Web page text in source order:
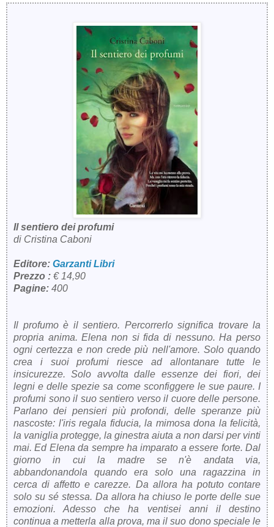
Il sentiero dei profumi
di Cristina Caboni
Editore: Garzanti Libri
Prezzo : € 14,90
Pagine: 400
Il profumo è il sentiero. Percorrerlo significa trovare la
propria anima. Elena non si fida di nessuno. Ha perso
ogni certezza e non crede più nell'amore. Solo quando
crea i suoi profumi riesce ad allontanare tutte le
insicurezze. Solo avvolta dalle essenze dei fiori, dei
legni e delle spezie sa come sconfiggere le sue paure. I
profumi sono il suo sentiero verso il cuore delle persone.
Parlano dei pensieri più profondi, delle speranze più
nascoste: l'iris regala fiducia, la mimosa dona la felicità,
la vaniglia protegge, la ginestra aiuta a non darsi per vinti
mai. Ed Elena da sempre ha imparato a essere forte. Dal
giorno in cui la madre se n'è andata via,
abbandonandola quando era solo una ragazzina in
cerca di affetto e carezze. Da allora ha potuto contare
solo su sé stessa. Da allora ha chiuso le porte delle sue
emozioni. Adesso che ha ventisei anni il destino
continua a metterla alla prova, ma il suo dono speciale le